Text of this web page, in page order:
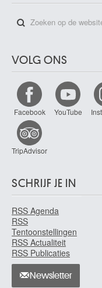
VOLG ONS
Facebook YouTube
TripAdvisor
SCHRIJF JE IN
RSS Agenda
RSS
Tentoonstellingen
RSS Actualiteit
RSS Publicaties
Newsletter